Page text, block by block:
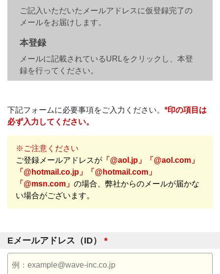
ご記入いただいたメールアドレスに仮登録完了の
メールをお届けします。
本登録
メールに記載されているURLをクリックし、本登
録を行ってください。
下記フォームに必要事項をご入力ください。 *印の項目は
必ず入力してください。
※ご注意ください
ご登録メールアドレスが 「@aol.jp」「@aol.com」
「@hotmail.co.jp」「@hotmail.com」
「@msn.com」 の場合、弊社からのメールが届かな
い場合がございます。
Eメールアドレス（ID） *